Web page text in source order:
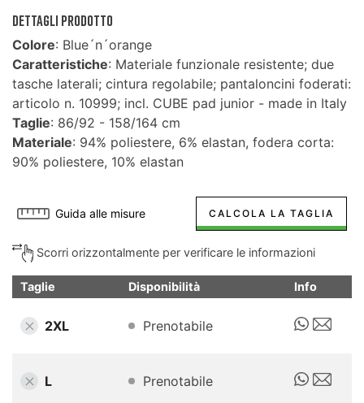
DETTAGLI PRODOTTO
Colore: Blue´n´orange
Caratteristiche: Materiale funzionale resistente; due
tasche laterali; cintura regolabile; pantaloncini foderati:
articolo n. 10999; incl. CUBE pad junior - made in Italy
Taglie: 86/92 - 158/164 cm
Materiale: 94% poliestere, 6% elastan, fodera corta:
90% poliestere, 10% elastan
Guida alle misure CALCOLA LA TAGLIA
Scorri orizzontalmente per verificare le informazioni
Taglie Disponibilità Info
2XL Prenotabile
L Prenotabile